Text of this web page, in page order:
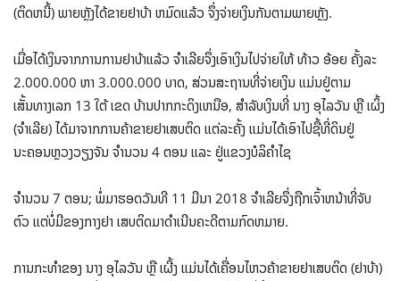
(ຕິດຫນີ້) ພາຍຫຼັງໄດ້ຂາຍຢາບ້າ ຫມົດແລ້ວ ຈຶ່ງຈ່າຍເງິນກັນຕາມພາຍຫຼັງ.
ເມື່ອໄດ້ເງິນຈາກການການຢາບ້າແລ້ວ ຈໍາເລີຍຈຶ່ງເອົາເງິນໄປຈ່າຍໃຫ້ ທ້າວ ອ້ອຍ ຄັ້ງລະ
2.000.000 ຫາ 3.000.000 ບາດ, ສ່ວນສະຖານທີ່ຈ່າຍເງິນ ແມ່ນຢູ່ຕາມ
ເສັ້ນທາງເລກ 13 ໃຕ້ ເຂດ ບ້ານປາກກະດິງເຫນືອ, ສໍາລັບເງິນທີ່ ນາງ ອຸໄລວັນ ຫຼື ເຜິ້ງ
(ຈໍາເລີຍ) ໄດ້ມາຈາກການຄ້າຂາຍຢາເສບຕິດ ແຕ່ລະຄັ້ງ ແມ່ນໄດ້ເອົາໄປຊື້ທີ່ດິນຢູ່
ນະຄອນຫຼວງວຽງຈັນ ຈໍານວນ 4 ຕອນ ແລະ ຢູ່ແຂວງບໍລິຄໍາໄຊ
ຈໍານວນ 7 ຕອນ; ພໍ່ມາຮອດວັນທີ 11 ມີນາ 2018 ຈໍາເລີຍຈຶ່ງຖືກເຈົ້າຫນ້າທີ່ຈັບ
ຕົວ ແຕ່ບໍ່ມີຂອງກາງຢາ ເສບຕິດມາດໍາເນີນຄະດີຕາມກົດຫມາຍ.
ການກະທໍາຂອງ ນາງ ອຸໄລວັນ ຫຼື ເຜີ້ງ ແມ່ນໄດ້ເຄື່ອນໄຫວຄ້າຂາຍຢາເສບຕິດ (ຢາບ້າ)